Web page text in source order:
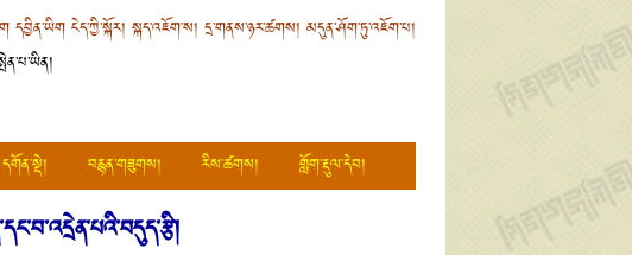
དབྱིན་ཡིགངེད་ཀྱི་སྐོར། སྐད་འཇོག་ས། དྲ་གནས་ཉར་ཚགས། མདུན་ཤོག་ཏུ་འཇོག་པ།
དགོན་སྡེ། བརྙན་གཟུགས། རིས་ཚགས། གློག་རྡུལ་དེབ།